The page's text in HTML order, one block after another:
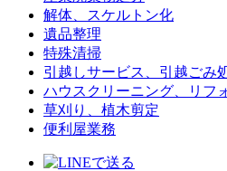
解体、スケルトン化
遺品整理
特殊清掃
引越しサービス、引越ごみ
ハウスクリーニング、リフ
草刈り、植木剪定
便利屋業務